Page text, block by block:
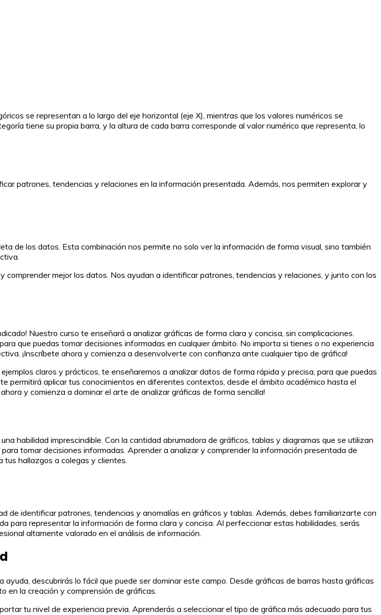
se representan a lo largo del eje horizontal (eje X), mientras que los valores numéricos se
tiene su propia barra, y la altura de cada barra corresponde al valor numérico que representa, lo
patrones, tendencias y relaciones en la información presentada. Además, nos permiten explorar y
de los datos. Esta combinación nos permite no solo ver la información de forma visual, sino también
mejor los datos. Nos ayudan a identificar patrones, tendencias y relaciones, y junto con los
Nuestro curso te enseñará a analizar gráficas de forma clara y concisa, sin complicaciones.
que puedas tomar decisiones informadas en cualquier ámbito. No importa si tienes o no experiencia
¡Inscríbete ahora y comienza a desenvolverte con confianza ante cualquier tipo de gráfica!
claros y prácticos, te enseñaremos a analizar datos de forma rápida y precisa, para que puedas
permitirá aplicar tus conocimientos en diferentes contextos, desde el ámbito académico hasta el
y comienza a dominar el arte de analizar gráficas de forma sencilla!
habilidad imprescindible. Con la cantidad abrumadora de gráficos, tablas y diagramas que se utilizan
tomar decisiones informadas. Aprender a analizar y comprender la información presentada de
hallazgos a colegas y clientes.
de identificar patrones, tendencias y anomalías en gráficos y tablas. Además, debes familiarizarte con
para representar la información de forma clara y concisa. Al perfeccionar estas habilidades, serás
altamente valorado en el análisis de información.
descubrirás lo fácil que puede ser dominar este campo. Desde gráficas de barras hasta gráficas
en la creación y comprensión de gráficas.
tu nivel de experiencia previa. Aprenderás a seleccionar el tipo de gráfica más adecuado para tus